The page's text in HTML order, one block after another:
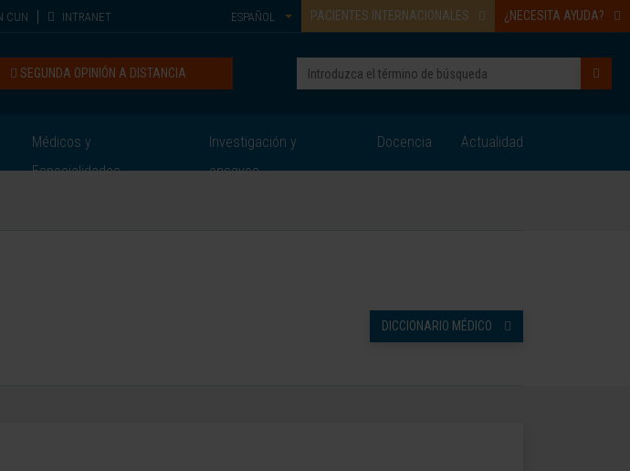
CUN INTRANET PACIENTES INTERNACIONALES ¿NECESITA AYUDA?
ESPAÑOL
SEGUNDA OPINIÓN A DISTANCIA
Médicos y
Especialidades
Investigación y
ensayos
Docencia Actualidad
DICCIONARIO MÉDICO